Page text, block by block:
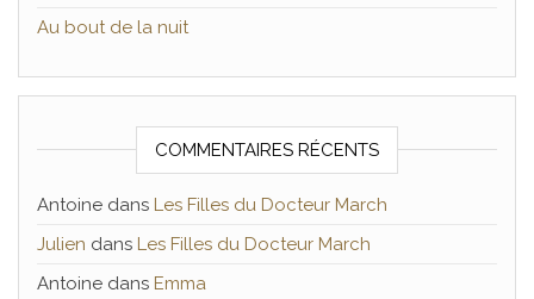
Au bout de la nuit
COMMENTAIRES RÉCENTS
Antoine dans Les Filles du Docteur March
Julien dans Les Filles du Docteur March
Antoine dans Emma